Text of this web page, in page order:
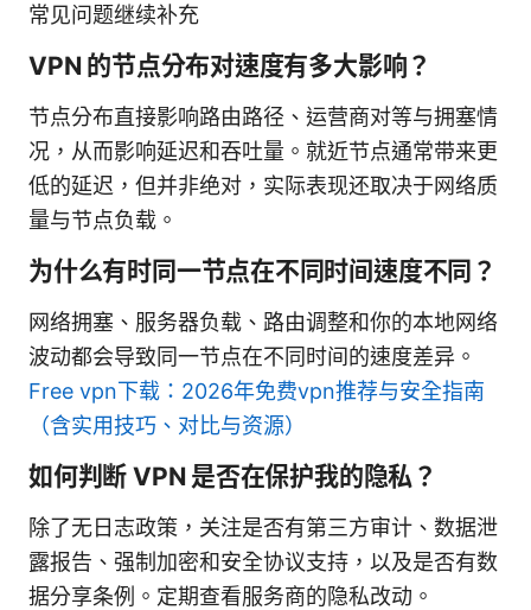
常见问题继续补充
VPN 的节点分布对速度有多大影响？
节点分布直接影响路由路径、运营商对等与拥塞情
况，从而影响延迟和吞吐量。就近节点通常带来更
低的延迟，但并非绝对，实际表现还取决于网络质
量与节点负载。
为什么有时同一节点在不同时间速度不同？
网络拥塞、服务器负载、路由调整和你的本地网络
波动都会导致同一节点在不同时间的速度差异。
Free vpn下载：2026年免费vpn推荐与安全指南
（含实用技巧、对比与资源）
如何判断 VPN 是否在保护我的隐私？
除了无日志政策，关注是否有第三方审计、数据泄
露报告、强制加密和安全协议支持，以及是否有数
据分享条例。定期查看服务商的隐私改动。